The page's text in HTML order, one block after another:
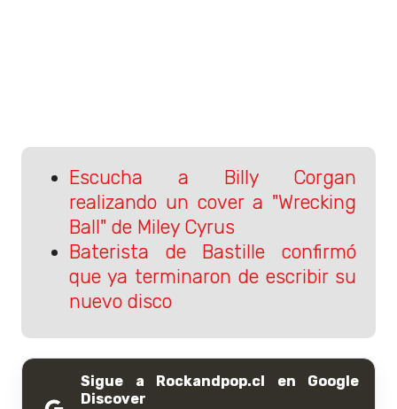
Escucha a Billy Corgan
realizando un cover a "Wrecking
Ball" de Miley Cyrus
Baterista de Bastille confirmó
que ya terminaron de escribir su
nuevo disco
Sigue a Rockandpop.cl en Google
Discover